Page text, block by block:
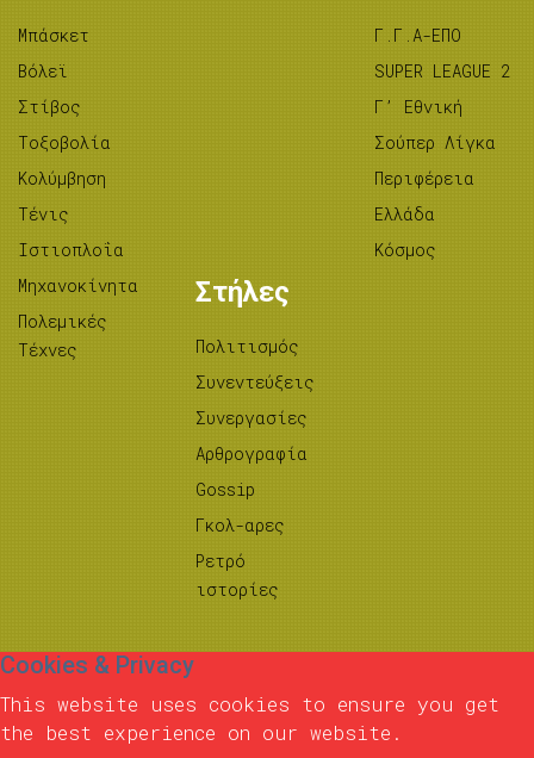
Μπάσκετ
Βόλεϊ
Στίβος
Tοξοβολία
Κολύμβηση
Τένις
Ιστιοπλοΐα
Μηχανοκίνητα
Πολεμικές
Τέχνες
Γ.Γ.Α-ΕΠΟ
SUPER LEAGUE 2
Γ’ Εθνική
Σούπερ Λίγκα
Περιφέρεια
Ελλάδα
Κόσμος
Στήλες
Πολιτισμός
Συνεντεύξεις
Συνεργασίες
Αρθρογραφία
Gossip
Γκολ-αρες
Ρετρό
ιστορίες
Cookies & Privacy
This website uses cookies to ensure you get
the best experience on our website.